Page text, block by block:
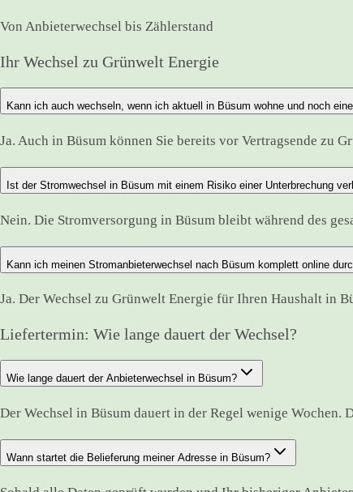
Von Anbieterwechsel bis Zählerstand
Ihr Wechsel zu Grünwelt Energie
Kann ich auch wechseln, wenn ich aktuell in Büsum wohne und noch
Ja. Auch in Büsum können Sie bereits vor Vertragsende zu
Ist der Stromwechsel in Büsum mit einem Risiko einer Unterbrechung
Nein. Die Stromversorgung in Büsum bleibt während des
Kann ich meinen Stromanbieterwechsel nach Büsum komplett online
Ja. Der Wechsel zu Grünwelt Energie für Ihren Haushalt in
Liefertermin: Wie lange dauert der Wechsel?
Wie lange dauert der Anbieterwechsel in Büsum?
Der Wechsel in Büsum dauert in der Regel wenige
Wann startet die Belieferung meiner Adresse in Büsum?